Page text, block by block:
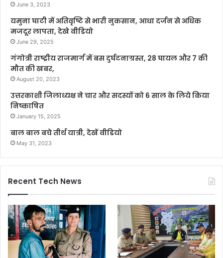
June 3, 2023
यमुना घाटी में अतिवृष्टि से भारी नुकसान, आधा दर्जन से अधिक
मजदूर लापता, देखे वीडियो
June 29, 2025
गंगोत्री राष्ट्रीय राजमार्ग में बस दुर्घटनाग्रस्त, 28 घायल और 7 की
मौत की खबर,
August 20, 2023
उत्तरकाशी जिलाध्यक्ष ने चार और सदस्यों को 6 साल के लिये किया
निष्काषित
January 15, 2025
बाल बाल बचे तीर्थ यात्री, देखें वीडियो
May 31, 2023
Recent Tech News